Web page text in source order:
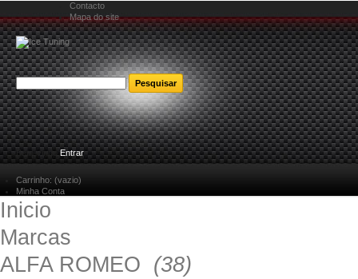
Contacto
Mapa do site
Bem-vindoEntrar
Carrinho: (vazio)
Minha Conta
Inicio
Marcas
ALFA ROMEO (38)